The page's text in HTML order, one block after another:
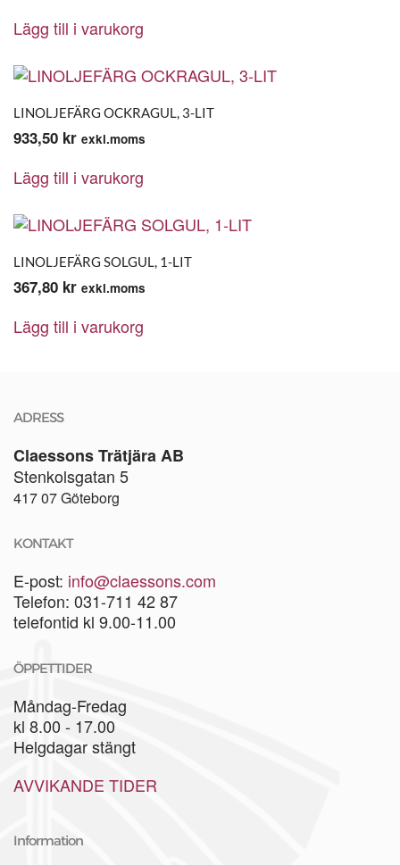
Lägg till i varukorg
LINOLJEFÄRG OCKRAGUL, 3-LIT
933,50 kr exkl.moms
Lägg till i varukorg
LINOLJEFÄRG SOLGUL, 1-LIT
367,80 kr exkl.moms
Lägg till i varukorg
ADRESS
Claessons Trätjära AB
Stenkolsgatan 5
417 07 Göteborg
KONTAKT
E-post: info@claessons.com
Telefon: 031-711 42 87
telefontid kl 9.00-11.00
ÖPPETTIDER
Måndag-Fredag
kl 8.00 - 17.00
Helgdagar stängt
AVVIKANDE TIDER
Information